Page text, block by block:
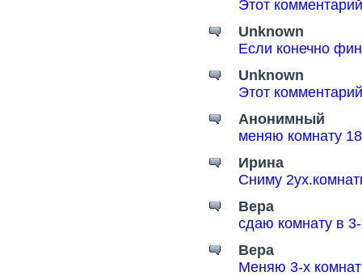
Этот
Unknown
Если конечно
Unknown
Этот
Анонимный
меняю комнату
Ирина
Сниму
Вера
сдаю комнату в
Вера
Меняю 3-х